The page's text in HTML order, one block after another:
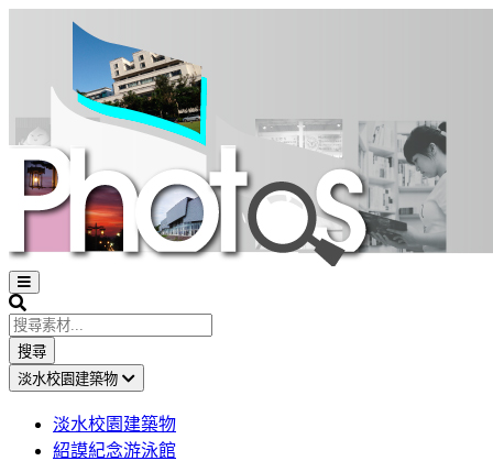
Open
sidebar
Search
搜尋
淡水校園建築物
淡水校園建築物
紹謨紀念游泳館